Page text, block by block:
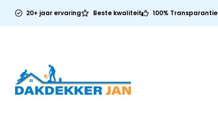
20+ jaar ervaring Beste kwaliteit 100% Transparantie